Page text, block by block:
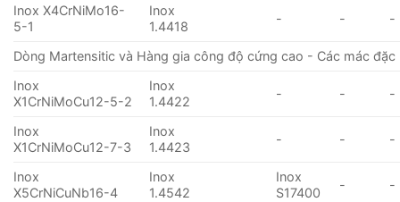
Inox X4CrNiMo16-
5-1
Inox
1.4418
- - -
Dòng Martensitic và Hàng gia công độ cứng cao - Các mác đặc
Inox
X1CrNiMoCu12-5-2
Inox
1.4422
- - -
Inox
X1CrNiMoCu12-7-3
Inox
1.4423
- - -
Inox
X5CrNiCuNb16-4
Inox
1.4542
Inox
S17400
- -